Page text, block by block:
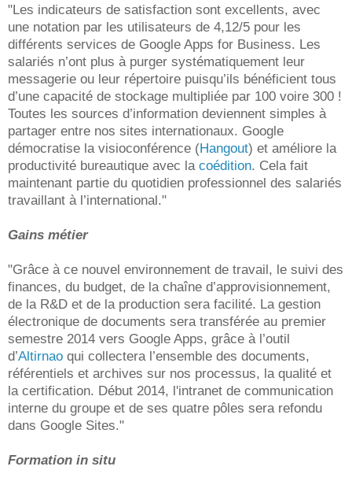
"Les indicateurs de satisfaction sont excellents, avec
une notation par les utilisateurs de 4,12/5 pour les
différents services de Google Apps for Business. Les
salariés n’ont plus à purger systématiquement leur
messagerie ou leur répertoire puisqu’ils bénéficient tous
d’une capacité de stockage multipliée par 100 voire 300 !
Toutes les sources d’information deviennent simples à
partager entre nos sites internationaux. Google
démocratise la visioconférence (Hangout) et améliore la
productivité bureautique avec la coédition. Cela fait
maintenant partie du quotidien professionnel des salariés
travaillant à l’international."
Gains métier
"Grâce à ce nouvel environnement de travail, le suivi des
finances, du budget, de la chaîne d’approvisionnement,
de la R&D et de la production sera facilité. La gestion
électronique de documents sera transférée au premier
semestre 2014 vers Google Apps, grâce à l’outil
d’Altirnao qui collectera l’ensemble des documents,
référentiels et archives sur nos processus, la qualité et
la certification. Début 2014, l'intranet de communication
interne du groupe et de ses quatre pôles sera refondu
dans Google Sites."
Formation in situ